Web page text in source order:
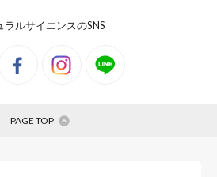
ラルサイエンスのSNS
PAGE TOP